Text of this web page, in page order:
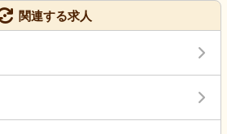
関連する求人